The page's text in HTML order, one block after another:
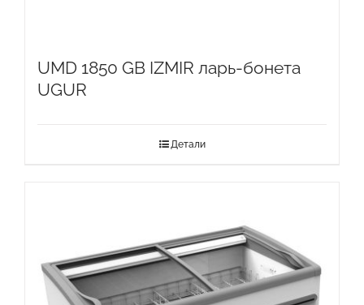
UMD 1850 GB IZMIR ларь-бонета
UGUR
Детали